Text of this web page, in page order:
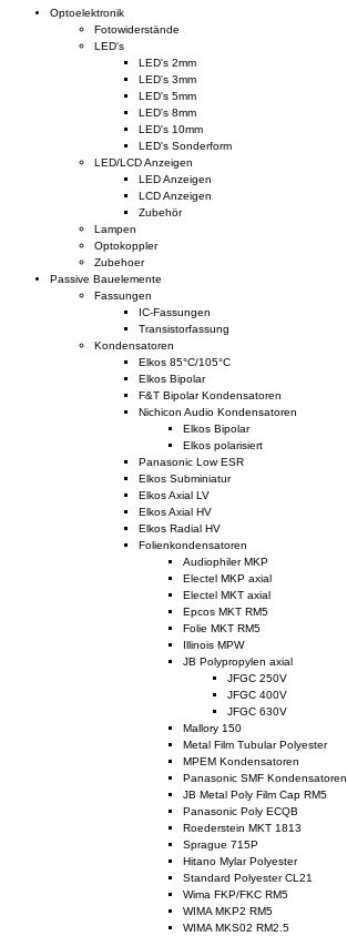
Optoelektronik
Fotowiderstände
LED's
LED's 2mm
LED's 3mm
LED's 5mm
LED's 8mm
LED's 10mm
LED's Sonderform
LED/LCD Anzeigen
LED Anzeigen
LCD Anzeigen
Zubehör
Lampen
Optokoppler
Zubehoer
Passive Bauelemente
Fassungen
IC-Fassungen
Transistorfassung
Kondensatoren
Elkos 85°C/105°C
Elkos Bipolar
F&T Bipolar Kondensatoren
Nichicon Audio Kondensatoren
Elkos Bipolar
Elkos polarisiert
Panasonic Low ESR
Elkos Subminiatur
Elkos Axial LV
Elkos Axial HV
Elkos Radial HV
Folienkondensatoren
Audiophiler MKP
Electel MKP axial
Electel MKT axial
Epcos MKT RM5
Folie MKT RM5
Illinois MPW
JB Polypropylen axial
JFGC 250V
JFGC 400V
JFGC 630V
Mallory 150
Metal Film Tubular Polyester
MPEM Kondensatoren
Panasonic SMF Kondensatoren
JB Metal Poly Film Cap RM5
Panasonic Poly ECQB
Roederstein MKT 1813
Sprague 715P
Hitano Mylar Polyester
Standard Polyester CL21
Wima FKP/FKC RM5
WIMA MKP2 RM5
WIMA MKS02 RM2.5